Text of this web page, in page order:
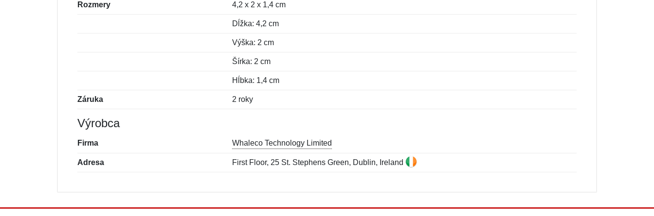
Rozmery 4,2 x 2 x 1,4 cm
Dĺžka: 4,2 cm
Výška: 2 cm
Šírka: 2 cm
Hĺbka: 1,4 cm
Záruka 2 roky
Výrobca
Firma Whaleco Technology Limited
Adresa First Floor, 25 St. Stephens Green, Dublin, Ireland